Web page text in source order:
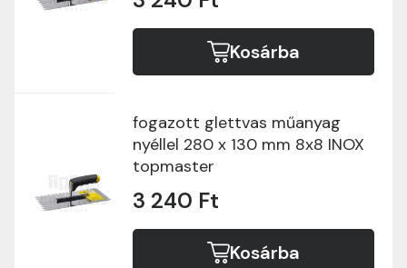
Kosárba
fogazott glettvas műanyag
nyéllel 280 x 130 mm 8x8 INOX
topmaster
3 240 Ft
Kosárba